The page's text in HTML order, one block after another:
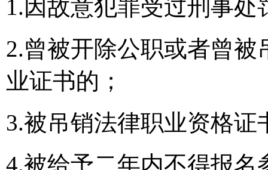
1.因故意犯罪受过刑事处
2.曾被开除公职或者曾
业证书的；
3.被吊销法律职业资格证
4.被给予二年内不得报